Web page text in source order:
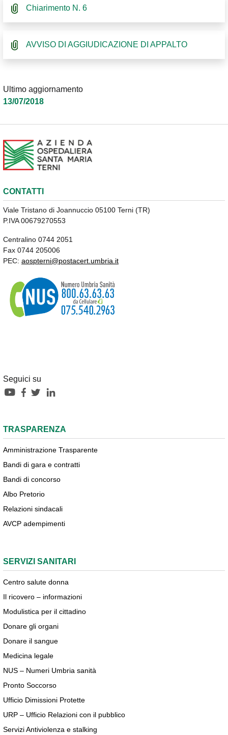
Chiarimento N. 6
AVVISO DI AGGIUDICAZIONE DI APPALTO
Ultimo aggiornamento
13/07/2018
CONTATTI
Viale Tristano di Joannuccio 05100 Terni (TR)
P.IVA 00679270553
Centralino 0744 2051
Fax 0744 205006
PEC: aospterni@postacert.umbria.it
Seguici su
TRASPARENZA
Amministrazione Trasparente
Bandi di gara e contratti
Bandi di concorso
Albo Pretorio
Relazioni sindacali
AVCP adempimenti
SERVIZI SANITARI
Centro salute donna
Il ricovero – informazioni
Modulistica per il cittadino
Donare gli organi
Donare il sangue
Medicina legale
NUS – Numeri Umbria sanità
Pronto Soccorso
Ufficio Dimissioni Protette
URP – Ufficio Relazioni con il pubblico
Servizi Antiviolenza e stalking